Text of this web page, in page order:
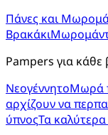
Πάνες και
Βρακάκι
Pampers για κάθε
ΝεογέννητοΜωρά
αρχίζουν να
ύπνοςΤα